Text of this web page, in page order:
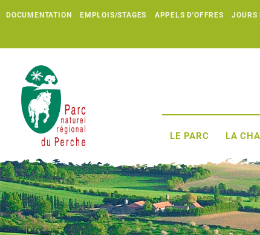
DOCUMENTATION EMPLOIS/STAGES APPELS D'OFFRES JOURS
LE PARC LA